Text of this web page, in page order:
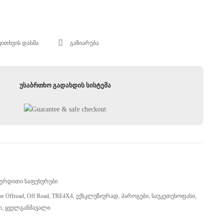
დასმა გაზიარება
უსაბრთხო გადახდის სისტემა
Საფეხურები
Offroad, Off Road, TRE4X4, Ექსკლუზიურად Პაროგები, Საუკეთესოფასი,
, Ყველგანმავალი